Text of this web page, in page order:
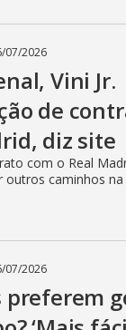
07/2026
Vini Jr.
de
diz site
com o Real
outros caminhos
07/2026
preferem